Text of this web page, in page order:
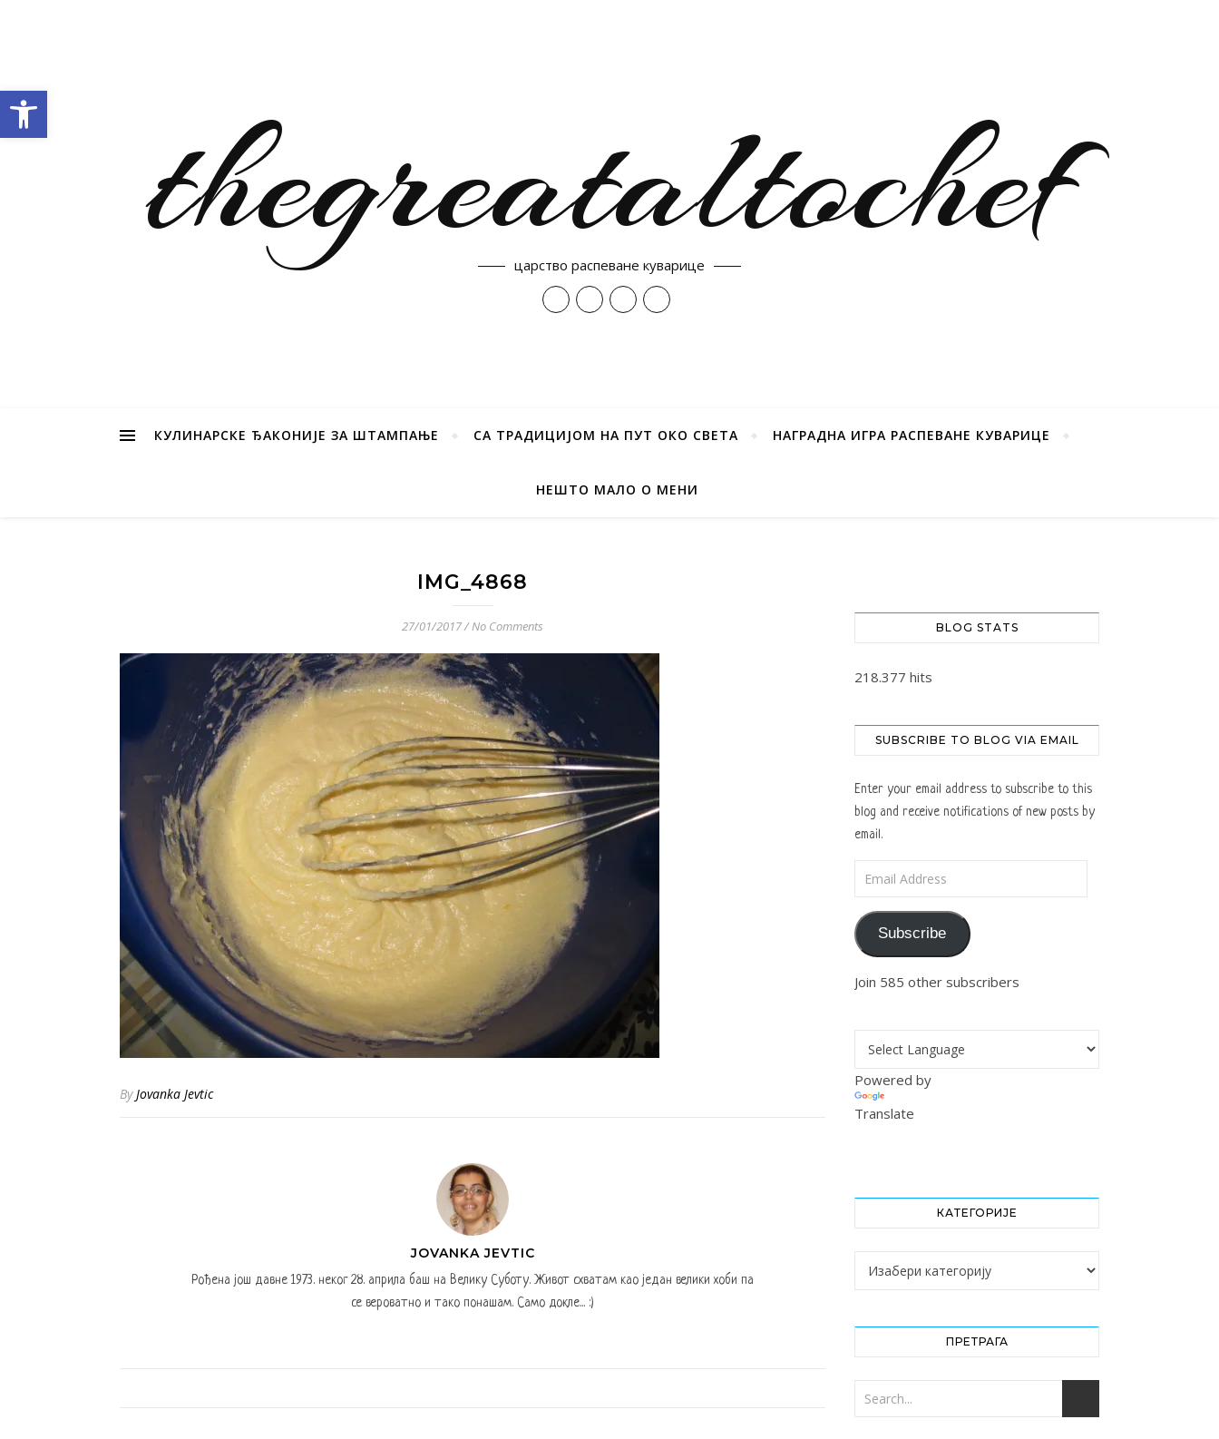
thegreataltochef
царство распеване куварице
КУЛИНАРСКЕ ЂАКОНИЈЕ ЗА ШТАМПАЊЕ СА ТРАДИЦИЈОМ НА ПУТ ОКО СВЕТА НАГРАДНА ИГРА РАСПЕВАНЕ КУВАРИЦЕ
НЕШТО МАЛО О МЕНИ
IMG_4868
27/01/2017/No Comments
ByJovanka Jevtic
JOVANKA JEVTIC
Рођена још давне 1973. неког 28. априла баш на Велику Суботу. Живот схватам као један велики хоби па
се вероватно и тако понашам. Само докле... :)
BLOG STATS
218.377 hits
SUBSCRIBE TO BLOG VIA EMAIL
Enter your email address to subscribe to this
blog and receive notifications of new posts by
email.
Subscribe
Join 585 other subscribers
Powered by
Translate
КАТЕГОРИЈЕ
Категорије
ПРЕТРАГА
Open toolbar